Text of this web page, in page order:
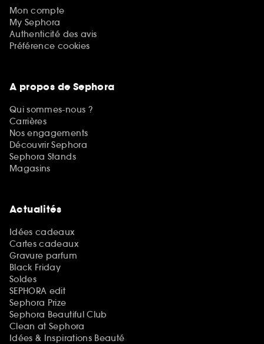
Mon compte
My Sephora
Authenticité des avis
Préférence cookies
A propos de Sephora
Qui sommes-nous ?
Carrières
Nos engagements
Découvrir Sephora
Sephora Stands
Magasins
Actualités
Idées cadeaux
Cartes cadeaux
Gravure parfum
Black Friday
Soldes
SEPHORA edit
Sephora Prize
Sephora Beautiful Club
Clean at Sephora
Idées & Inspirations Beauté